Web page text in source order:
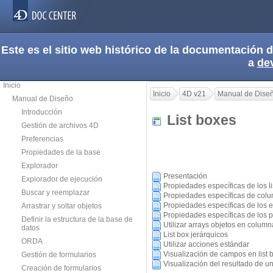
Este es el sitio web histórico de la documentación
a
Inicio
Manual de Diseño
Introducción
Gestión de archivos 4D
Preferencias
Propiedades de la base
Explorador
Explorador de ejecución
Buscar y reemplazar
Arrastrar y soltar objetos
Definir la estructura de la base de
datos
ORDA
Gestión de formularios
Creación de formularios
Inicio 4D v21 Manual de
List boxes
Presentación
Propiedades específicas de los
Propiedades específicas de
Propiedades específicas de los
Propiedades específicas de los
Utilizar arrays objetos en
List box jerárquicos
Utilizar acciones estándar
Visualización de campos en list
Visualización del resultado de